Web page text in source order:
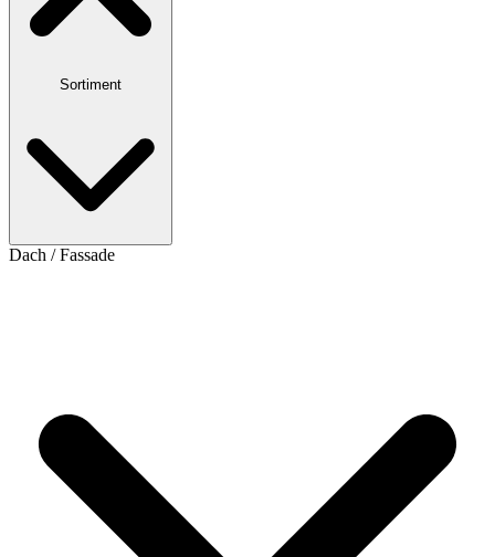
Sortiment
Dach / Fassade